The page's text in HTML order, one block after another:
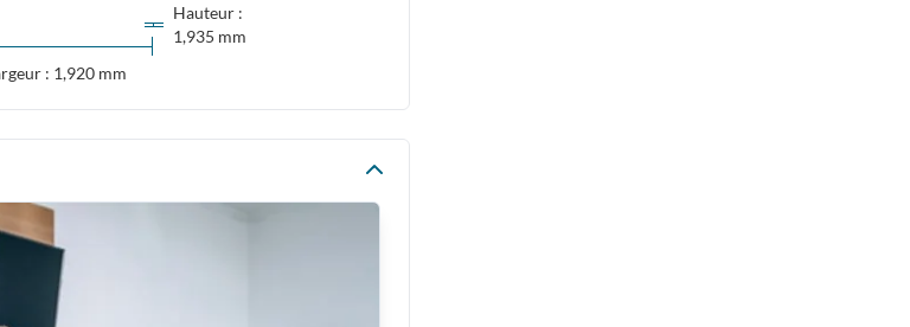
Hauteur :
1,935 mm
: 1,920 mm